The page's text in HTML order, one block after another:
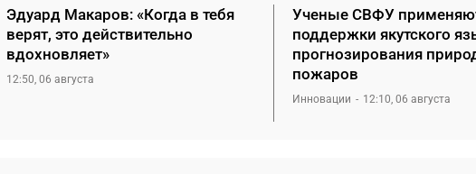
Эдуард Макаров: «Когда в тебя
верят, это действительно
вдохновляет»
12:50, 06 августа
Ученые СВФУ
поддержки якутского
прогнозирования
пожаров
Инновации 12:10, 06 августа